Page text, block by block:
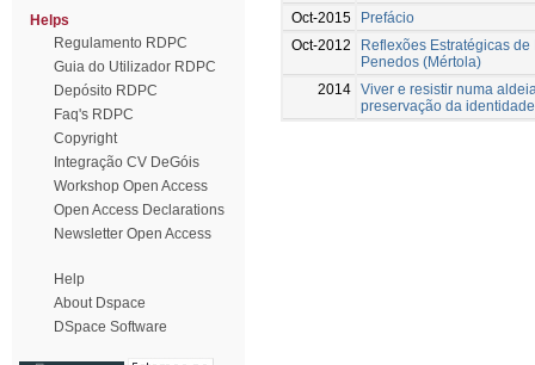
Helps
Regulamento RDPC
Guia do Utilizador RDPC
Depósito RDPC
Faq's RDPC
Copyright
Integração CV DeGóis
Workshop Open Access
Open Access Declarations
Newsletter Open Access
Help
About Dspace
DSpace Software
Oct-2015
Prefácio
Oct-2012
Reflexões Estratégicas
Penedos (Mértola)
2014 Viver e resistir numa
preservação da